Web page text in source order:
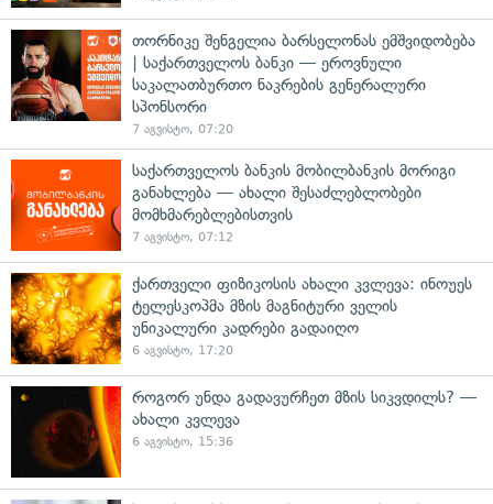
თორნიკე შენგელია ბარსელონას ემშვიდობება
| საქართველოს ბანკი — ეროვნული
საკალათბურთო ნაკრების გენერალური
სპონსორი
7 აგვისტო, 07:20
საქართველოს ბანკის მობილბანკის მორიგი
განახლება — ახალი შესაძლებლობები
მომხმარებლებისთვის
7 აგვისტო, 07:12
ქართველი ფიზიკოსის ახალი კვლევა: ინოუეს
ტელესკოპმა მზის მაგნიტური ველის
უნიკალური კადრები გადაიღო
6 აგვისტო, 17:20
როგორ უნდა გადავურჩეთ მზის სიკვდილს? —
ახალი კვლევა
6 აგვისტო, 15:36